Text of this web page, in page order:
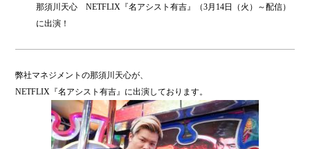
那須川天心 NETFLIX『名アシスト有吉』（3月14日（火）～配信）
に出演！
弊社マネジメントの那須川天心が、
NETFLIX『名アシスト有吉』に出演しております。